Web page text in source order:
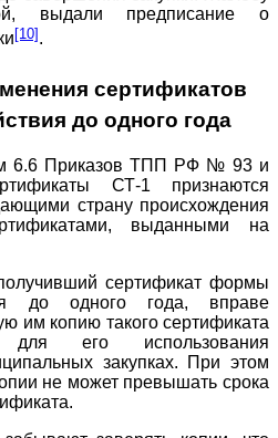
выдали предписание о
[10].
сертификатов
до одного года
6.6 Приказов ТПП РФ № 93 и
СТ-1 признаются
страну происхождения
выданными на
сертификат формы
до одного года, вправе
им копию такого сертификата
для его использования
закупках. При этом
не может превышать срока